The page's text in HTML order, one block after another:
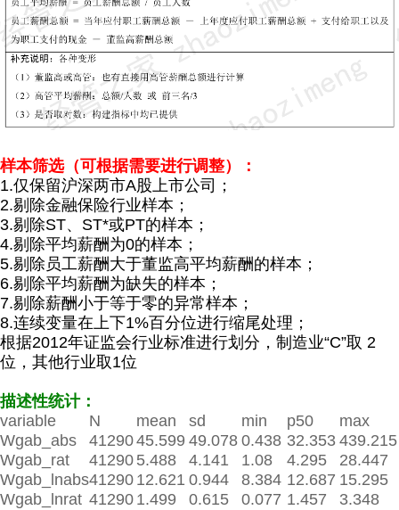
样本筛选（可根据需要进行调整）：
1.仅保留沪深两市A股上市公司；
2.剔除金融保险行业样本；
3.剔除ST、 ST*或PT的样本；
4.剔除平均薪酬为0的样本；
5.剔除员工薪酬大于董监高平均薪酬的样本；
6.剔除平均薪酬为缺失的样本；
7.剔除薪酬小于等于零的异常样本；
8.连续变量在上下1%百分位进行缩尾处理；
根据2012年证监会行业标准进行划分， 制造业“C”取 2
位，其他行业取1位
描述性统计：
variable
N mean sd min p50
max
Wgab_abs
4129045.599 49.078 0.438 32.353 439.215
Wgab_rat
41290 5.488 4.141 1.08 4.295
28.447
Wgab_lnabs41290 12.621 0.944 8.384 12.687 15.295
Wgab_lnrat 41290 1.499 0.615 0.077 1.457 3.348